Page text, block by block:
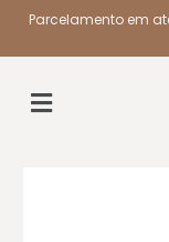
Parcelamento em